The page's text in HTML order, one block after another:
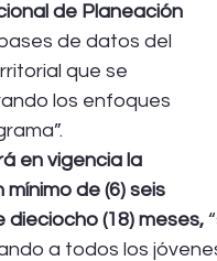
de Planeación
de datos del
que se
los enfoques
en vigencia la
de (6) seis
dieciocho (18) meses,
a todos los